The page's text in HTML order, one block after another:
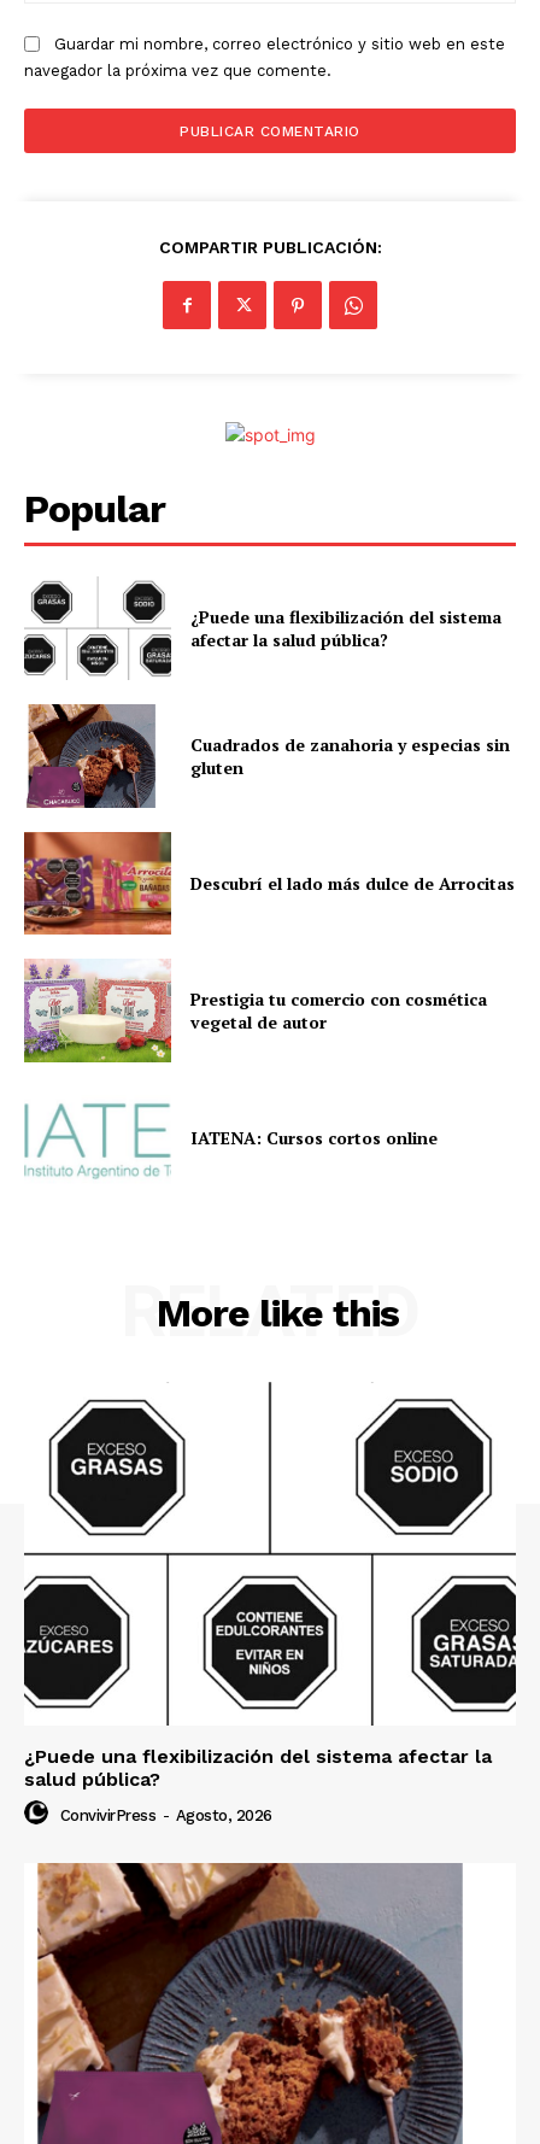
Guardar mi nombre, correo electrónico y sitio web en este
navegador la próxima vez que comente.
COMPARTIR PUBLICACIÓN:
Popular
¿Puede una flexibilización del sistema
afectar la salud pública?
Cuadrados de zanahoria y especias sin
gluten
Descubrí el lado más dulce de Arrocitas
Prestigia tu comercio con cosmética
vegetal de autor
IATENA: Cursos cortos online
More like this
RELATED
¿Puede una flexibilización del sistema afectar la
salud pública?
ConvivirPress - Agosto, 2026